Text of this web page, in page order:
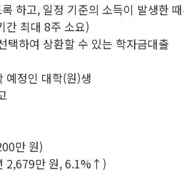
하고, 일정 기준의 소득이 발생한
간 최대 8주 소요)
택하여 상환할 수 있는 학자금대출
예정인 대학(원)생
만 원)
2,679만 원, 6.1%↑)